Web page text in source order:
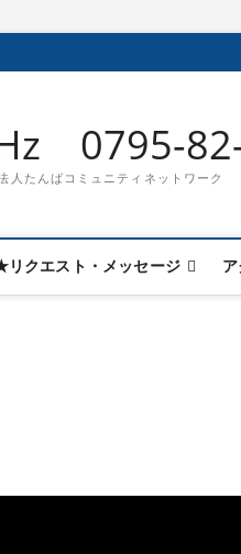
0795-
たんばコミュニティネットワーク
リクエスト・メッセージ ア